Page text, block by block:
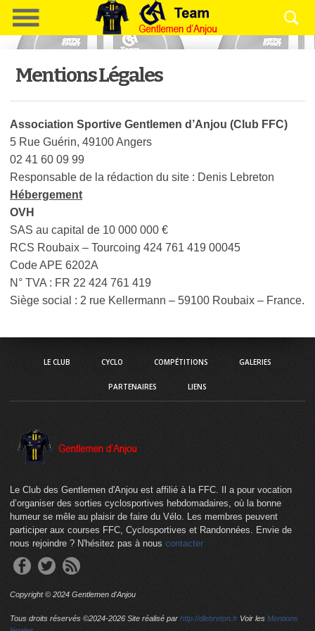
Mentions Légales
Association Sportive Gentlemen d’Anjou (Club FFC)
5 Rue Guérin, 49100 Angers ‎
02 41 60 09 99 ‎
Responsable de la rédaction du site : Denis Lebreton
Hébergement
OVH
SAS au capital de 10 000 000 €
RCS Roubaix – Tourcoing 424 761 419 00045
Code APE 6202A
N° TVA : FR 22 424 761 419
Siège social : 2 rue Kellermann – 59100 Roubaix – France.
LE CLUB CYCLO COMPÉTITIONS GALERIES
PARTENAIRES LIENS
Le Club des Gentlemen d'Anjou est affilié à la FFC. Il a pour vocation
d’organiser des sorties cyclosportives hebdomadaires, où la bonne
humeur se mêle au plaisir de faire du Vélo. Les membres peuvent
participer aux courses FFC, Cyclosportives et Randonnées. Envie de
nous rejoindre ? N'hésitez pas à nous contacter
Copyright © 2024 Gentlemen d'Anjou
Tous droits réservés ©2024-2026 Site réalisé par http://dlebreton.fr Voir les Mentions